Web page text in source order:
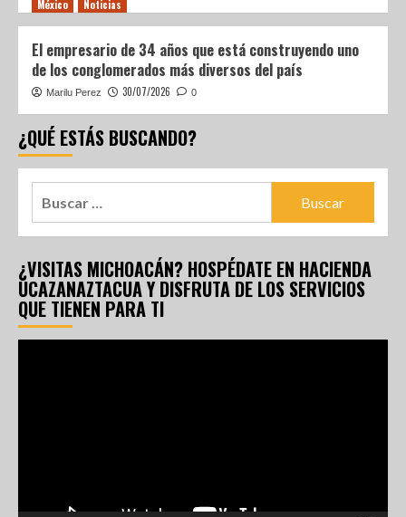
México Noticias
El empresario de 34 años que está construyendo uno
de los conglomerados más diversos del país
Marilu Perez 30/07/2026 0
¿QUÉ ESTÁS BUSCANDO?
¿VISITAS MICHOACÁN? HOSPÉDATE EN HACIENDA
UCAZANAZTACUA Y DISFRUTA DE LOS SERVICIOS
QUE TIENEN PARA TI